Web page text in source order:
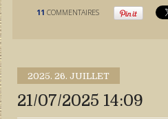
11 COMMENTAIRES
2025. 26. JUILLET
21/07/2025 14:09